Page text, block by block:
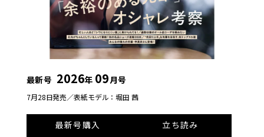
最新号 2026年 09月号
7月28日発売／表紙モデル：堀田 茜
最新号購入
立ち読み